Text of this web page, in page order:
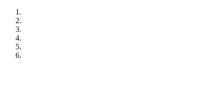
Skip
content